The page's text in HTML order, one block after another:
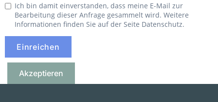
Ich bin damit einverstanden, dass meine E-Mail zur
Bearbeitung dieser Anfrage gesammelt wird. Weitere
Informationen finden Sie auf der Seite Datenschutz.
Akzeptieren